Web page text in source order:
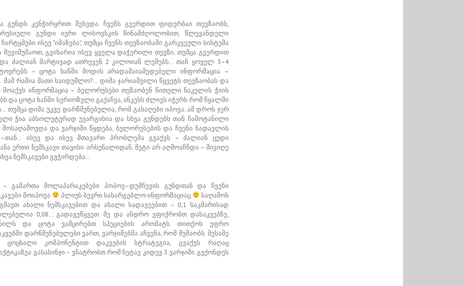
გუნდს კენჭირყრით შეხვდა. ჩვენს გვერდით ფიდერბაი თევზაობს,
გუნდი იური ლისოვსკის წინამძღოლობით, წლევანდელი
ისევ “იმაზება”, თუმცა ჩვენს თევზაობაში გარკვეული სისტემა
გვიხარია ისევ ყველა დაჭერილი თევზი, თუმცა გვერდით
ძალიან მარტივად ათრევენ 2 კილოიან ლეშებს… თან ყოველ 3–4
– ცოტა ხანში მოდის არადამაიამედებელი ინფორმაცია –
რაშია მათი საიდუმლო?… დიმა ჯარიაშვილი წყვეტს თევზაობას და
მოაქვს ინფორმაცია – ბელორუსები თეზაობენ წითელი ნაკელის ჭიის
და ცოტა ხანში სერიოზული გაქაჩვა, ანკესს ძლივს იჭერს რომ წყალში
თუმცა დიმა უკვე დარწმუნებულია, რომ გასაღები იპოვა. ამ დროს ჯერ
ჭია აბსოლუტურად უვარგისია და სხვა გუნდებს თან ჩამოტანილი
და ვარჯიში წყდება, ბელორუსების და ჩვენი ნადავლის
ისევ და ისევ მთავარი პრობლემა გვაქვს – ძალიან ცუდი
ერთი ნემსკავი თავისი არსენალიდან, მეტი არ აღმოაჩნდა – მივიღე
ნემსკავები გვჭირდება…
გამართა მოლაპარაკებები პოპოვ–დუმჩევის გუნდთან და ჩვენი
მოიპოვა
პლიუს ბევრი სასარგებლო ინფორმაციაც
საღამოს
ახალი ნემსკავებით და ახალი სადავეებით – 0,1 საკმარისად
0,08… გადავეწყვეთ. მე და ანდრო ვფიქრობთ დასაკვებზე,
და ცოტა ვამცირებთ სპეციების არომატს. თითქოს უფრო
დარწმუნებულები ვართ, ვარჯიშებმა აჩვენა, რომ მუშაობს. მესამე
ცოცხალი კომპონენტით დაკვების სტრატეგია, გვაქვს რაღაც
გასასინჯი – ვნატრობთ რომ ნეტავ კიდევ 3 ვარჯიში გვქონდეს